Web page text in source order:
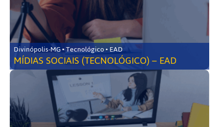
Divinópolis-MG • Tecnológico • EAD
MÍDIAS SOCIAIS (TECNOLÓGICO) – EAD